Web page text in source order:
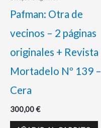
Pafman: Otra de
vecinos – 2 páginas
originales + Revista
Mortadelo Nº 139 –
Cera
300,00€